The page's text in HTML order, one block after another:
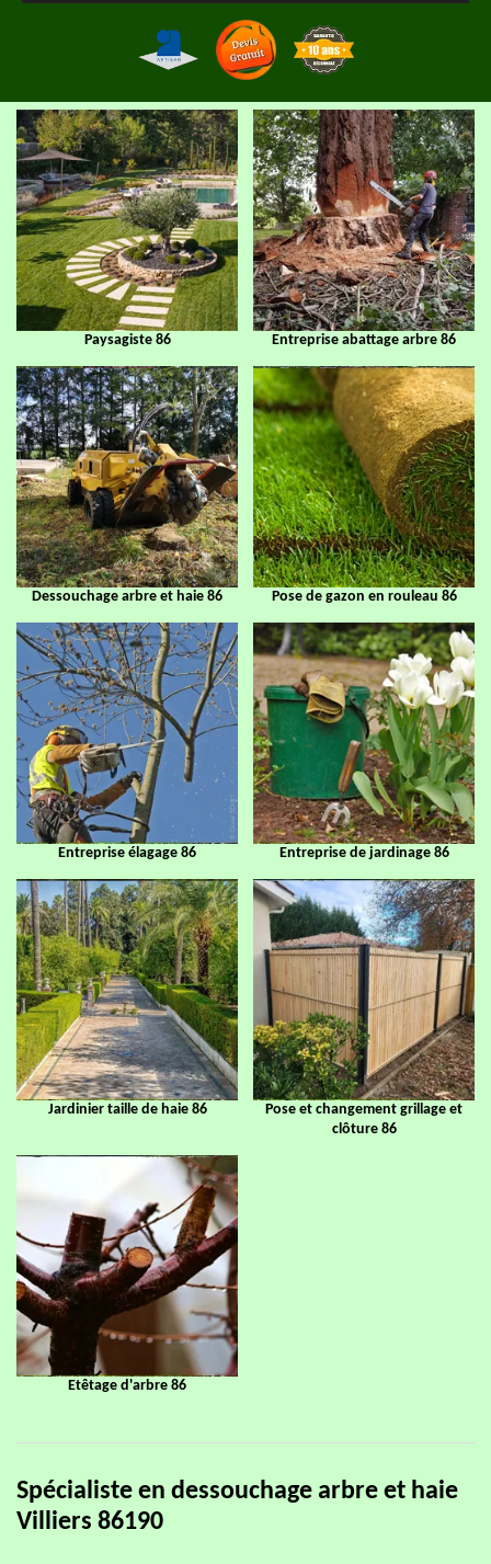
Paysagiste 86 Entreprise abattage arbre 86
Dessouchage arbre et haie 86 Pose de gazon en rouleau 86
Entreprise élagage 86 Entreprise de jardinage 86
Jardinier taille de haie 86
Pose et changement grillage et
clôture 86
Etêtage d'arbre 86
Spécialiste en dessouchage arbre et haie
Villiers 86190